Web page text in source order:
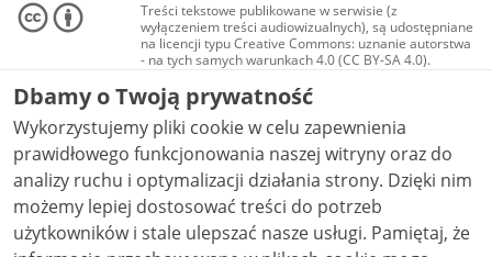
Treści tekstowe publikowane w serwisie (z
wyłączeniem treści audiowizualnych), są udostępniane
na licencji typu Creative Commons: uznanie autorstwa
- na tych samych warunkach 4.0 (CC BY-SA 4.0).
Materiały audiowizualne, w tym zdjęcia, materiały
audio i wideo, są udostępniane na licencji typu
Creative Commons: uznanie autorstwa użycie
niekomercyjne - bez utworów zależnych 4.0 (CC BY-
NC-ND 4.0), o ile nie jest to stwierdzone inaczej.
Dbamy o Twoją prywatność
Wykorzystujemy pliki cookie w celu zapewnienia
prawidłowego funkcjonowania naszej witryny oraz do
analizy ruchu i optymalizacji działania strony. Dzięki nim
możemy lepiej dostosować treści do potrzeb
użytkowników i stale ulepszać nasze usługi. Pamiętaj, że